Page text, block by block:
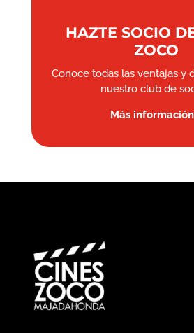
HAZTE SOCIO
ZOCO
Conoce todas las ventajas y
nuestro club de
Más